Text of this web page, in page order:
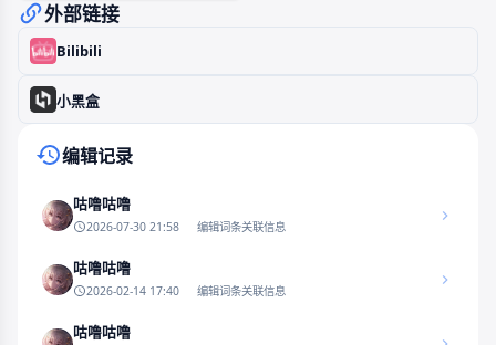
外部链接
Bilibili
小黑盒
编辑记录
咕噜咕噜
2026-07-30 21:58 编辑词条关联信息
咕噜咕噜
2026-02-14 17:40 编辑词条关联信息
咕噜咕噜